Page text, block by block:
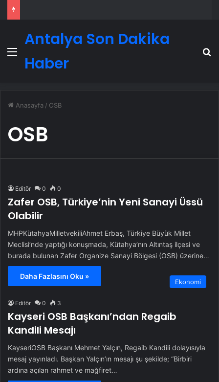
Menü
Antalya Son Dakika
Haber
Anasayfa / OSB
OSB
Editör 0 0
Zafer OSB, Türkiye’nin Yeni Sanayi Üssü
Olabilir
MHPKütahyaMilletvekiliAhmet Erbaş, Türkiye Büyük Millet
Meclisi’nde yaptığı konuşmada, Kütahya’nın Altıntaş ilçesi ve
burada bulunan Zafer Organize Sanayi Bölgesi (OSB) üzerine…
Daha Fazlasını Oku »
Ekonomi
Editör 0 3
Kayseri OSB Başkanı’ndan Regaib
Kandili Mesajı
KayseriOSB Başkanı Mehmet Yalçın, Regaib Kandili dolayısıyla
mesaj yayınladı. Başkan Yalçın’ın mesajı şu şekilde; “Birbiri
ardına açılan rahmet ve mağfiret…